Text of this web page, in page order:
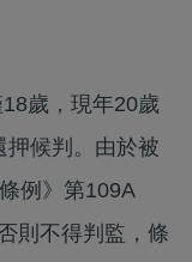
歲，現年20歲
押候判。由於被
例》第109A
則不得判監，條